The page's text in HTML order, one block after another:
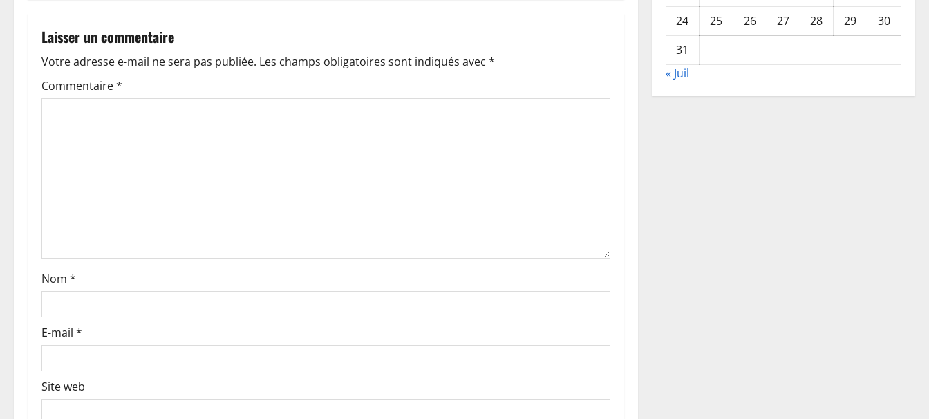
g
a
t
a
r
t
i
c
l
Laisser un commentaire
Votre adresse e-mail ne sera pas publiée. Les champs obligatoires sont indiqués avec *
Commentaire*
Nom *
E-mail *
Site web
24
25 26 27 28 29
30
31
« Juil